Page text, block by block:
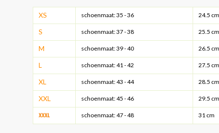
XS schoenmaat: 35 - 36 24.5 cm
S schoenmaat: 37 - 38 25.5 cm
M schoenmaat: 39 - 40 26.5 cm
L schoenmaat: 41 - 42 27.5 cm
XL schoenmaat: 43 - 44 28.5 cm
XXL schoenmaat: 45 - 46 29.5 cm
XXXL schoenmaat: 47 - 48 31 cm